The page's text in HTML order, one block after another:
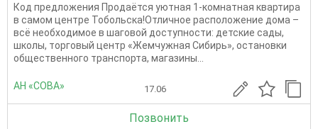
Код предложения Продаётся уютная 1-комнатная квартира
в самом центре Тобольска!Отличное расположение дома –
всё необходимое в шаговой доступности: детские сады,
школы, торговый центр «Жемчужная Сибирь», остановки
общественного транспорта, магазины...
АН «СОВА» 17.06
Позвонить